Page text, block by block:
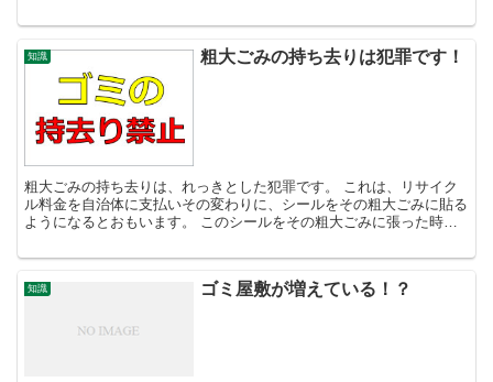
知識 粗大ごみの持ち去りは犯罪です！
粗大ごみの持ち去りは、れっきとした犯罪です。 これは、リサイク
ル料金を自治体に支払いその変わりに、シールをその粗大ごみに貼る
ようになるとおもいます。 このシールをその粗大ごみに張った時点
知識 ゴミ屋敷が増えている！？